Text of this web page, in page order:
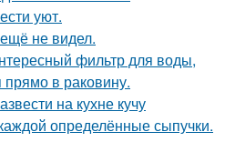
уют.
ещё не видел.
фильтр для воды,
прямо в раковину.
на кухне кучу
определённые сыпучки.